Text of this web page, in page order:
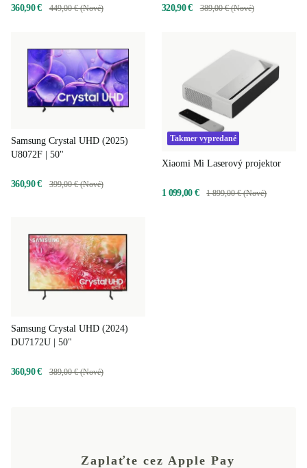
360,90 € 449,00 € (Nové) 320,90 € 389,00 € (Nové)
Samsung Crystal UHD (2025)
U8072F | 50"
360,90 € 399,00 € (Nové)
Takmer vypredané
Xiaomi Mi Laserový projektor
1 099,00 € 1 899,00 € (Nové)
Samsung Crystal UHD (2024)
DU7172U | 50"
360,90 € 389,00 € (Nové)
Zaplaťte cez Apple Pay